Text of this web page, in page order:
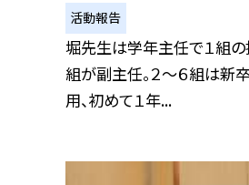
活動報告
堀先生は学年主任で１組の
組が副主任。２〜６組は新
用、初めて１年...